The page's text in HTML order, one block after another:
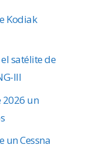
Kodiak
satélite de
III
2026 un
un Cessna